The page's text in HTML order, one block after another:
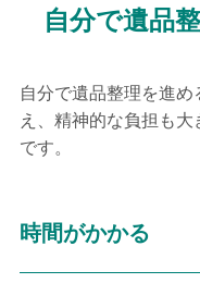
自分で遺品
自分で遺品整理を進
え、精神的な負担も
です。
時間がかかる